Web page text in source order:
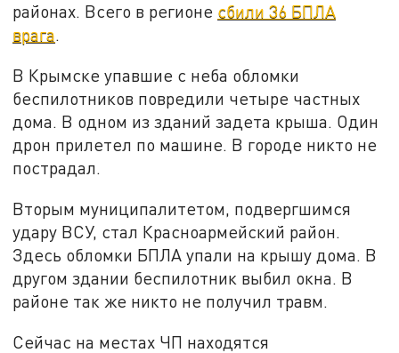
районах. Всего в регионе сбили 36 БПЛА
врага.
В Крымске упавшие с неба обломки
беспилотников повредили четыре частных
дома. В одном из зданий задета крыша. Один
дрон прилетел по машине. В городе никто не
пострадал.
Вторым муниципалитетом, подвергшимся
удару ВСУ, стал Красноармейский район.
Здесь обломки БПЛА упали на крышу дома. В
другом здании беспилотник выбил окна. В
районе так же никто не получил травм.
Сейчас на местах ЧП находятся